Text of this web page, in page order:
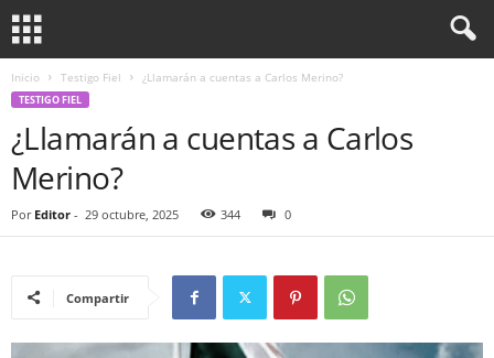
Inicio Testigo Fiel ¿Llamarán a cuentas a Carlos Merino?
TESTIGO FIEL
¿Llamarán a cuentas a Carlos
Merino?
Por Editor - 29 octubre, 2025 344 0
Compartir